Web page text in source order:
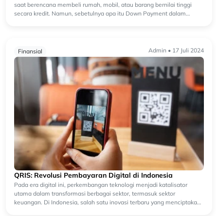
saat berencana membeli rumah, mobil, atau barang bernilai tinggi
secara kredit. Namun, sebetulnya apa itu Down Payment dalam
Finansial Admin • 17 Juli 2024
QRIS: Revolusi Pembayaran Digital di Indonesia
Pada era digital ini, perkembangan teknologi menjadi katalisator
utama dalam transformasi berbagai sektor, termasuk sektor
keuangan. Di Indonesia, salah satu inovasi terbaru yang menciptakan